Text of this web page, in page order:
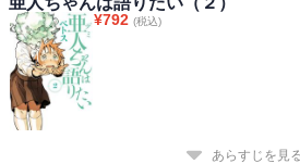
¥792 (税込)
あらすじを見